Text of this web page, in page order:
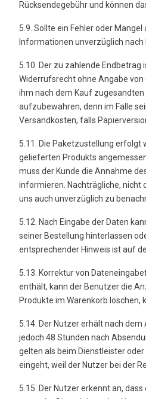
Rücksendegebühr und können
5.9. Sollte ein Fehler oder
Informationen unverzüglich
5.10. Der zu zahlende
Widerrufsrecht ohne Angabe von
ihm nach dem Kauf
aufzubewahren, denn im Falle
Versandkosten, falls
5.11. Die Paketzustellung erfolgt
gelieferten Produkts
muss der Kunde die Annahme
informieren. Nachträgliche, nicht
uns auch unverzüglich zu
5.12. Nach Eingabe der Daten
seiner Bestellung hinterlassen
entsprechender Hinweis ist auf
5.13. Korrektur von
enthält, kann der Benutzer die
Produkte im Warenkorb löschen,
5.14. Der Nutzer erhält nach
jedoch 48 Stunden nach
gelten als beim Dienstleister
eingeht, weil der Nutzer bei der
5.15. Der Nutzer erkennt an,